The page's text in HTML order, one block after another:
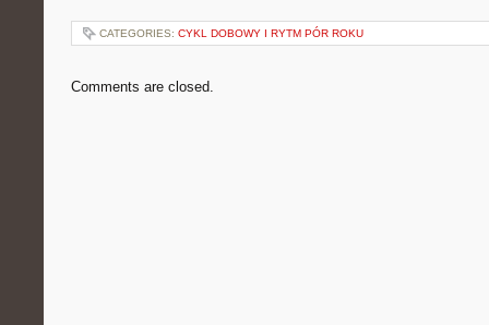
CATEGORIES: CYKL DOBOWY I RYTM PÓR ROKU
Comments are closed.